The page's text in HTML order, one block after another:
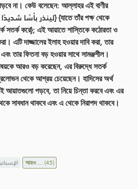
না। কেউ বলেছেন: আল্লাহর এই বাণীর
সতর্ক করে}; এই আয়াতে শাস্তিকে কঠোরতা ও
এটি দাজ্জালের ইলাহ হওয়ার দাবি করা, তার
তার ফিতনা বড় হওয়ার সাথে সামঞ্জশীল।
আরও বড় করেছেন, এর বিরুদ্ধে সতর্ক
থেকে আশ্রয় চেয়েছেন। হাদিসের অর্থ
পড়বে, তা নিয়ে চিন্তা করবে এবং এর
সাবধান থাকবে এবং এ থেকে নিরাপদ থাকবে।
আরও ...(45)